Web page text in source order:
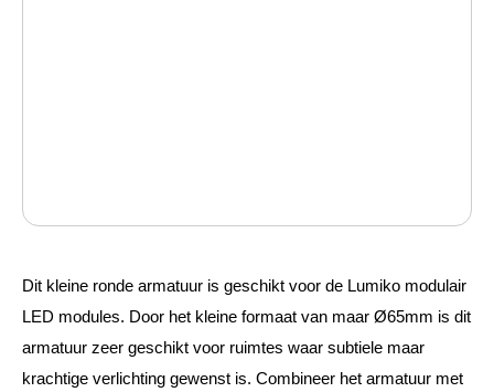
Dit kleine ronde armatuur is geschikt voor de Lumiko modulair
LED modules. Door het kleine formaat van maar Ø65mm is dit
armatuur zeer geschikt voor ruimtes waar subtiele maar
krachtige verlichting gewenst is. Combineer het armatuur met